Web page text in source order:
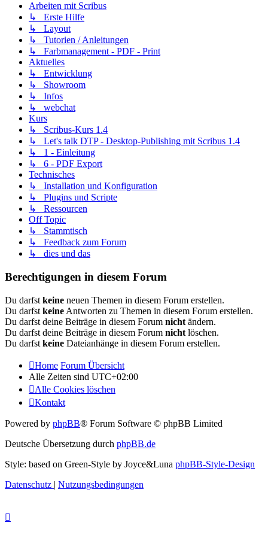
Arbeiten mit Scribus
↳ Erste Hilfe
↳ Layout
↳ Tutorien / Anleitungen
↳ Farbmanagement - PDF - Print
Aktuelles
↳ Entwicklung
↳ Showroom
↳ Infos
↳ webchat
Kurs
↳ Scribus-Kurs 1.4
↳ Let's talk DTP - Desktop-Publishing mit Scribus 1.4
↳ 1 - Einleitung
↳ 6 - PDF Export
Technisches
↳ Installation und Konfiguration
↳ Plugins und Scripte
↳ Ressourcen
Off Topic
↳ Stammtisch
↳ Feedback zum Forum
↳ dies und das
Berechtigungen in diesem Forum
Du darfst keine neuen Themen in diesem Forum erstellen.
Du darfst keine Antworten zu Themen in diesem Forum erstellen.
Du darfst deine Beiträge in diesem Forum nicht ändern.
Du darfst deine Beiträge in diesem Forum nicht löschen.
Du darfst keine Dateianhänge in diesem Forum erstellen.
Home Forum Übersicht
Alle Zeiten sind UTC+02:00
Alle Cookies löschen
Kontakt
Powered by phpBB® Forum Software © phpBB Limited
Deutsche Übersetzung durch phpBB.de
Style: based on Green-Style by Joyce&Luna phpBB-Style-Design
Datenschutz | Nutzungsbedingungen